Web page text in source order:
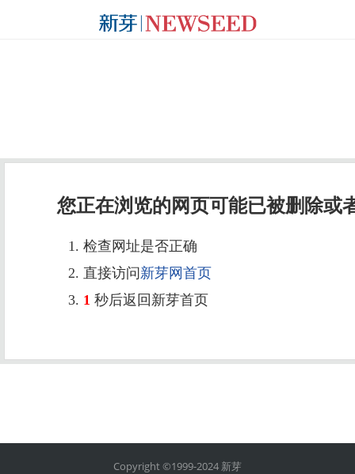
您正在浏览的网页可能已被删除或
1. 检查网址是否正确
2. 直接访问 新芽网首页
3. 1 秒后返回新芽首页
Copyright ©1999-2024 新芽